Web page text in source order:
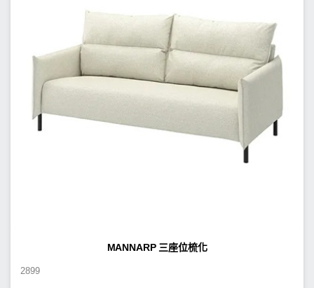
MANNARP 三座位梳化
2899